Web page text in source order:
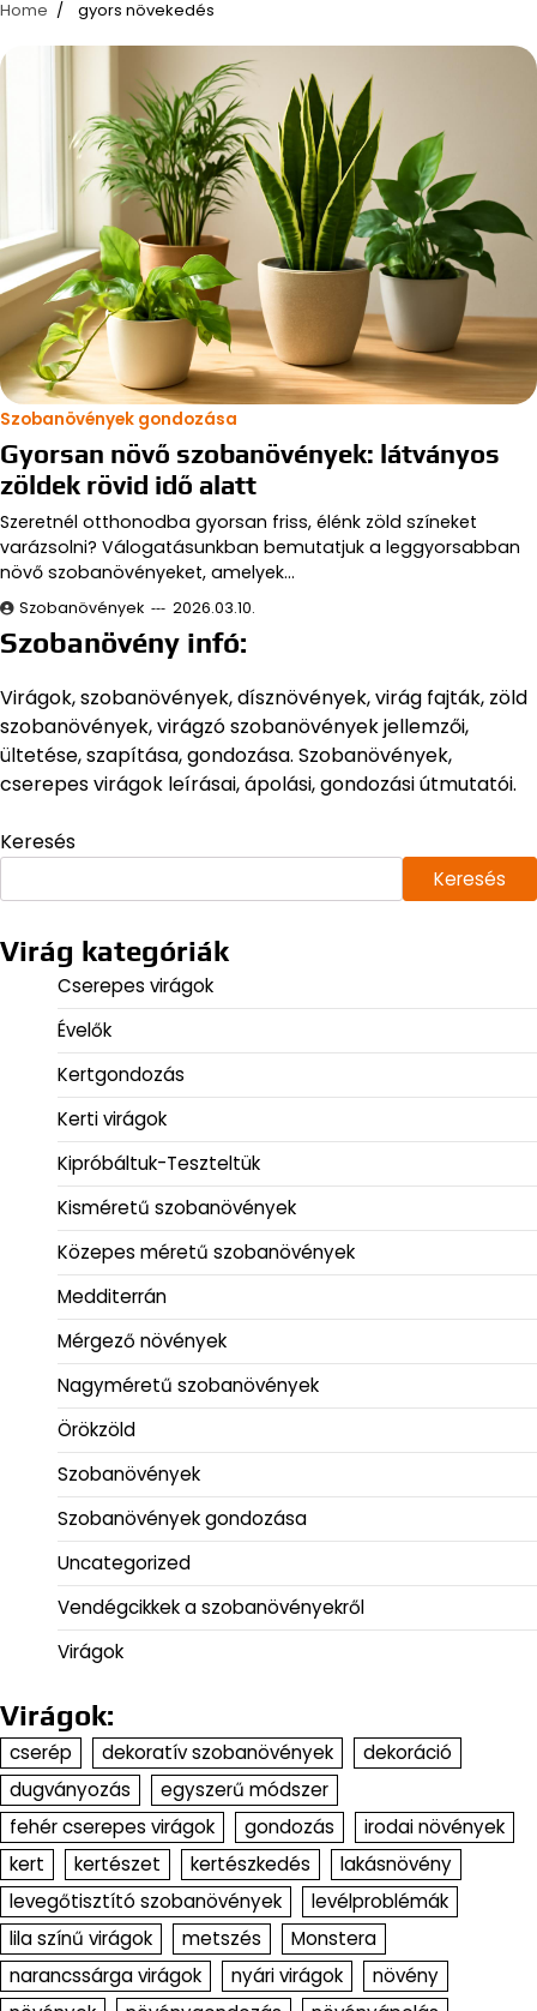
Home gyors növekedés
Szobanövények gondozása
Gyorsan növő szobanövények: látványos
zöldek rövid idő alatt
Szeretnél otthonodba gyorsan friss, élénk zöld színeket
varázsolni? Válogatásunkban bemutatjuk a leggyorsabban
növő szobanövényeket, amelyek…
Szobanövények 2026.03.10.
Szobanövény infó:
Virágok, szobanövények, dísznövények, virág fajták, zöld
szobanövények, virágzó szobanövények jellemzői,
ültetése, szapítása, gondozása. Szobanövények,
cserepes virágok leírásai, ápolási, gondozási útmutatói.
Keresés
Keresés
Virág kategóriák
Cserepes virágok
Évelők
Kertgondozás
Kerti virágok
Kipróbáltuk-Teszteltük
Kisméretű szobanövények
Közepes méretű szobanövények
Medditerrán
Mérgező növények
Nagyméretű szobanövények
Örökzöld
Szobanövények
Szobanövények gondozása
Uncategorized
Vendégcikkek a szobanövényekről
Virágok
Virágok:
cserép dekoratív szobanövények
dekoráció
dugványozás
egyszerű módszer
fehér cserepes virágok
gondozás
irodai növények
kert
kertészet kertészkedés
lakásnövény
levegőtisztító szobanövények
levélproblémák
lila színű virágok
metszés
Monstera
narancssárga virágok
nyári virágok
növény